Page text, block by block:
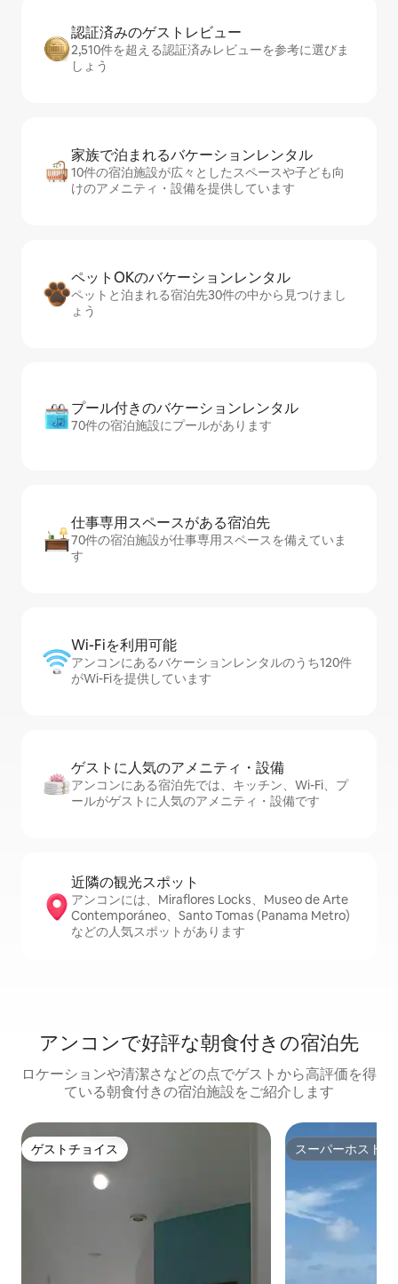
認証済みのゲ⁠ス⁠ト⁠レ⁠ビ⁠ュ⁠ー
2,510件を超える認証済みレビューを参考に選びま
しょう
家族で泊まれるバ⁠ケ⁠ー⁠シ⁠ョ⁠ンレ⁠ン⁠タ⁠ル
10件の宿泊施設が広々としたスペースや子ども向
けのアメニティ・設備を提供しています
ペットOKのバ⁠ケ⁠ー⁠シ⁠ョ⁠ンレ⁠ン⁠タ⁠ル
ペットと泊まれる宿泊先30件の中から見つけまし
ょう
プール付きのバ⁠ケ⁠ー⁠シ⁠ョ⁠ンレ⁠ン⁠タ⁠ル
70件の宿泊施設にプールがあります
仕事専用ス⁠ペ⁠ー⁠スがあ⁠る宿⁠泊⁠先
70件の宿泊施設が仕事専用スペースを備えていま
す
Wi-Fiを利⁠用⁠可⁠能
アンコンにあるバケーションレンタルのうち120件
がWi-Fiを提供しています
ゲストに人⁠気⁠のア⁠メ⁠ニ⁠テ⁠ィ・設⁠備
アンコンにある宿泊先では、キッチン、Wi-Fi、プ
ールがゲストに人気のアメニティ・設備です
近隣の観光ス⁠ポ⁠ッ⁠ト
アンコンには、Miraflores Locks、Museo de Arte
Contemporáneo、Santo Tomas (Panama Metro)
などの人気スポットがあります
アンコンで好評な朝食付きの宿泊先
ロケーションや清潔さなどの点でゲストから高評価を得
ている朝食付きの宿泊施設をご紹介します
ゲストチョイス
ゲストチョイス スーパーホスト
スーパーホスト